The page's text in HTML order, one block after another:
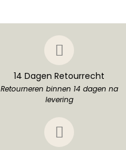
14 Dagen Retourrecht
Retourneren binnen 14 dagen na
levering